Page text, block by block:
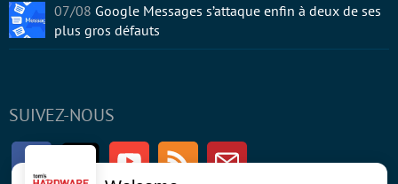
SUIVEZ-NOUS
FacebookTwitter Youtube RSS Newsletter
07/08 Google Messages s’attaque enfin à deux de ses
plus gros défauts